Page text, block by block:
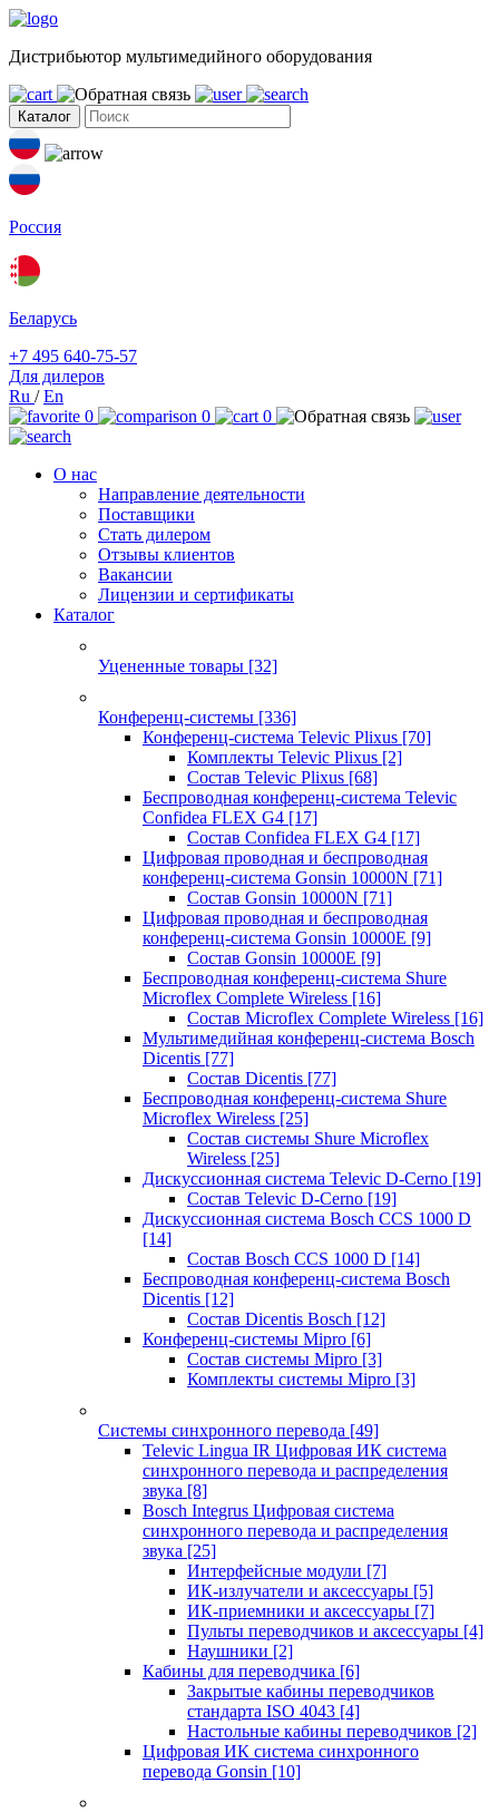
Дистрибьютор мультимедийного оборудования
Каталог
Россия
Беларусь
+7 495 640-75-57
Для дилеров
Ru /En
0
0 0
О нас
Направление деятельности
Поставщики
Стать дилером
Отзывы клиентов
Вакансии
Лицензии и сертификаты
Каталог
Уцененные товары [32]
Конференц-системы [336]
Конференц-система Televic Plixus [70]
Комплекты Televic Plixus [2]
Состав Televic Plixus [68]
Беспроводная конференц-система Televic
Confidea FLEX G4 [17]
Состав Confidea FLEX G4 [17]
Цифровая проводная и беспроводная
конференц-система Gonsin 10000N [71]
Состав Gonsin 10000N [71]
Цифровая проводная и беспроводная
конференц-система Gonsin 10000E [9]
Состав Gonsin 10000E [9]
Беспроводная конференц-система Shure
Microflex Complete Wireless [16]
Состав Microflex Complete Wireless [16]
Мультимедийная конференц-система Bosch
Dicentis [77]
Состав Dicentis [77]
Беспроводная конференц-система Shure
Microflex Wireless [25]
Состав системы Shure Microflex
Wireless [25]
Дискуссионная система Televic D-Cerno [19]
Состав Televic D-Cerno [19]
Дискуссионная система Bosch CCS 1000 D
[14]
Состав Bosch CCS 1000 D [14]
Беспроводная конференц-система Bosch
Dicentis [12]
Состав Dicentis Bosch [12]
Конференц-системы Mipro [6]
Состав системы Mipro [3]
Комплекты системы Mipro [3]
Системы синхронного перевода [49]
Televic Lingua IR Цифровая ИК система
синхронного перевода и распределения
звука [8]
Bosch Integrus Цифровая система
синхронного перевода и распределения
звука [25]
Интерфейсные модули [7]
ИК-излучатели и аксессуары [5]
ИК-приемники и аксессуары [7]
Пульты переводчиков и аксессуары [4]
Наушники [2]
Кабины для переводчика [6]
Закрытые кабины переводчиков
стандарта ISO 4043 [4]
Настольные кабины переводчиков [2]
Цифровая ИК система синхронного
перевода Gonsin [10]